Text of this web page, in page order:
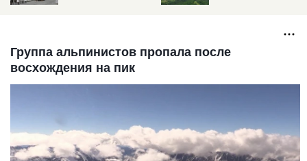
Группа альпинистов пропала после
восхождения на пик